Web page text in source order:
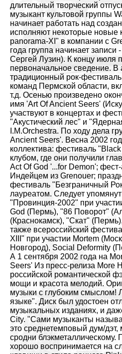
длительный творческий
музыкант культовой группы
начинает работать над
исполняют некоторые новые
panorama-XI" в компании с
года группа начинает
Сергей Лузин). К концу июля
первоначальное сведение. В
традиционный рок-
команд Пермской области,
т.д. Осенью произведено
имя 'Art Of Ancient Seers'
участвуют в концертах и
"Акустический лес" и
I.M.Orchestra. По ходу дела
Ancient Seers'. Весна 2002
коллектива: фестиваль
клубом, где они получили
Act Of God '...for Demon';
Индейцем из Grenouer;
фестиваль "Безграничный
лауреатом. Следует
"Провинция-2002" при
God (Пермь), "86 Поворот"
(Краснокамск), "Скат"
также всероссийский
XIII" при участии Mortem
Новгород), Social Deformity
А 1 сентября 2002 года на
Seers' Из пресс-релиза More
российской романтической
мощи и красота мелодий.
музыки с глубоким смыслом!
языке". Диск был удостоен
музыкальных изданиях, и
City. "Сами музыканты
это среднетемповый дум/
сродни блэкметаллическому.
хорошо воспринимается на